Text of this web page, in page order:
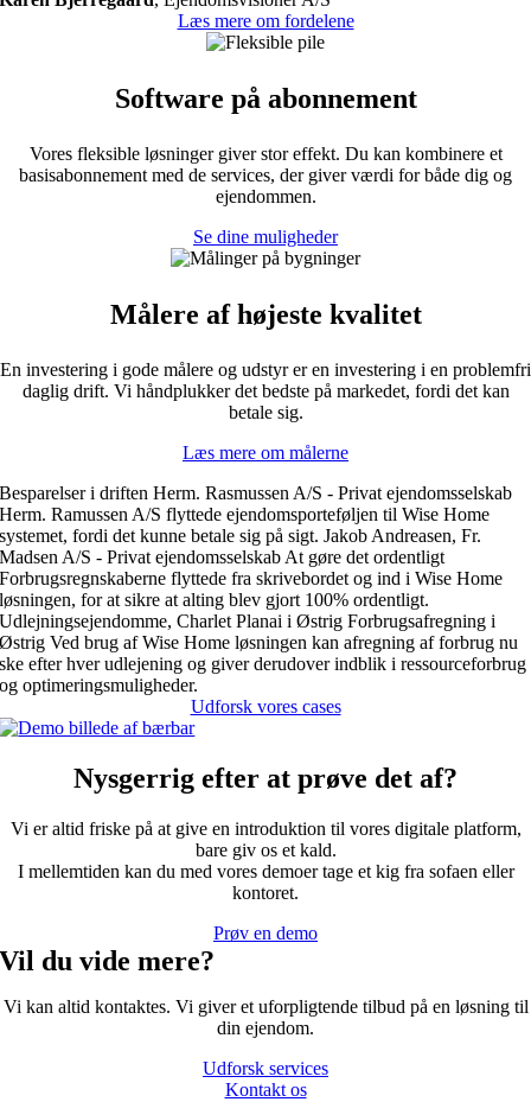
Læs mere om fordelene
Software på abonnement
Vores fleksible løsninger giver stor effekt. Du kan kombinere et
basisabonnement med de services, der giver værdi for både dig og
ejendommen.
Se dine muligheder
Målere af højeste kvalitet
En investering i gode målere og udstyr er en investering i en problemfri
daglig drift. Vi håndplukker det bedste på markedet, fordi det kan
betale sig.
Læs mere om målerne
Besparelser i driften Herm. Rasmussen A/S - Privat ejendomsselskab
Herm. Ramussen A/S flyttede ejendomsporteføljen til Wise Home
systemet, fordi det kunne betale sig på sigt. Jakob Andreasen, Fr.
Madsen A/S - Privat ejendomsselskabAt gøre det ordentligt
Forbrugsregnskaberne flyttede fra skrivebordet og ind i Wise Home
løsningen, for at sikre at alting blev gjort 100% ordentligt.
Udlejningsejendomme, Charlet Planai i Østrig Forbrugsafregning i
Østrig Ved brug af Wise Home løsningen kan afregning af forbrug nu
ske efter hver udlejening og giver derudover indblik i ressourceforbrug
og optimeringsmuligheder.
Udforsk vores cases
Nysgerrig efter at prøve det af?
Vi er altid friske på at give en introduktion til vores digitale platform,
bare giv os et kald.
I mellemtiden kan du med vores demoer tage et kig fra sofaen eller
kontoret.
Prøv en demo
Vil du vide mere?
Vi kan altid kontaktes. Vi giver et uforpligtende tilbud på en løsning til
din ejendom.
Udforsk services
Kontakt os